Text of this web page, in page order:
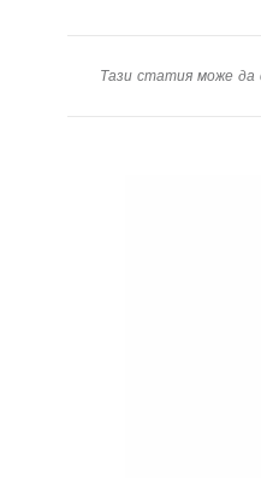
Тази статия може да